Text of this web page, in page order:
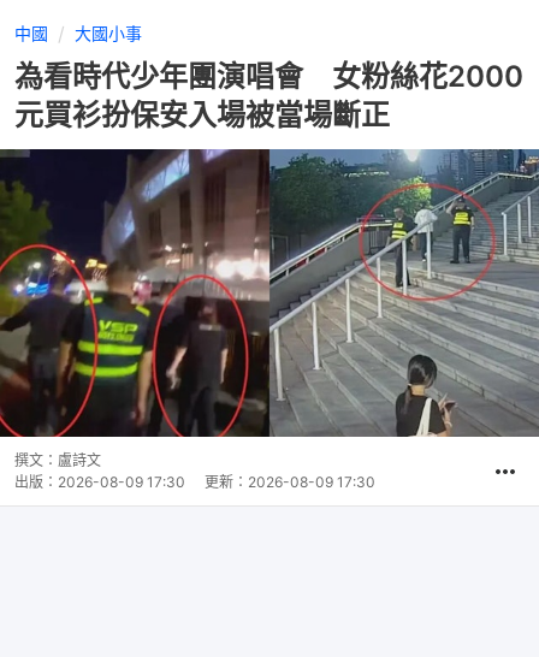
中國 大國小事
為看時代少年團演唱會 女粉絲花2000
元買衫扮保安入場被當場斷正
撰文： 盧詩文
出版： 2026-08-09 17:30 更新： 2026-08-09 17:30